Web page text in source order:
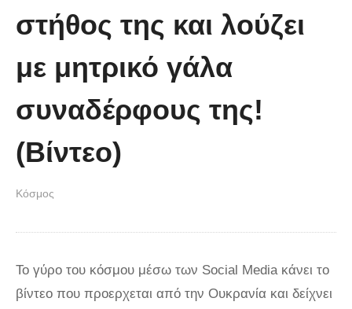
Οι 5 Γιατροί Κρύφτηκαν πίσω από
όταν έπεσε απλά ΔΕΝ περιγράφεται!
στήθος της και λούζει
με μητρικό γάλα
συναδέρφους της!
(Βίντεο)
Κόσμος
Το γύρο του κόσμου μέσω των Social Media κάνει το
βίντεο που προερχεται από την Ουκρανία και δείχνει